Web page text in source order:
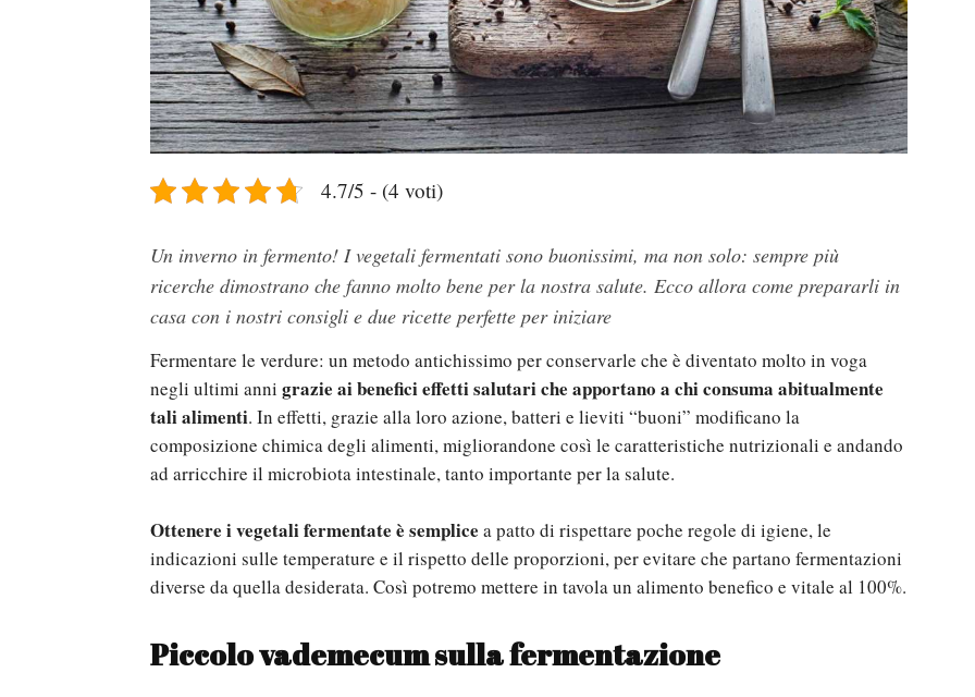
4.7/5 - (4 voti)
Un inverno in fermento! I vegetali fermentati sono buonissimi, ma non solo: sempre più
ricerche dimostrano che fanno molto bene per la nostra salute. Ecco allora come prepararli in
casa con i nostri consigli e due ricette perfette per iniziare
Fermentare le verdure: un metodo antichissimo per conservarle che è diventato molto in voga
negli ultimi anni grazie ai benefici effetti salutari che apportano a chi consuma abitualmente
tali alimenti. In effetti, grazie alla loro azione, batteri e lieviti “buoni” modificano la
composizione chimica degli alimenti, migliorandone così le caratteristiche nutrizionali e andando
ad arricchire il microbiota intestinale, tanto importante per la salute.
Ottenere i vegetali fermentate è semplice a patto di rispettare poche regole di igiene, le
indicazioni sulle temperature e il rispetto delle proporzioni, per evitare che partano fermentazioni
diverse da quella desiderata. Così potremo mettere in tavola un alimento benefico e vitale al 100%.
Piccolo vademecum sulla fermentazione